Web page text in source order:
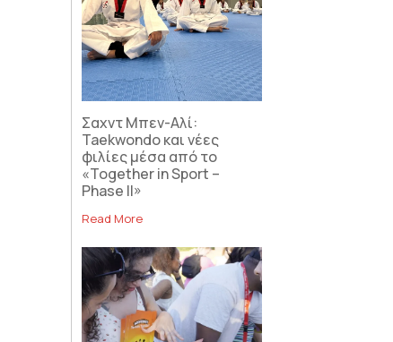
Σαχντ Μπεν-Αλί:
Taekwondo και νέες
φιλίες μέσα από το
«Together in Sport –
Phase II»
Read More